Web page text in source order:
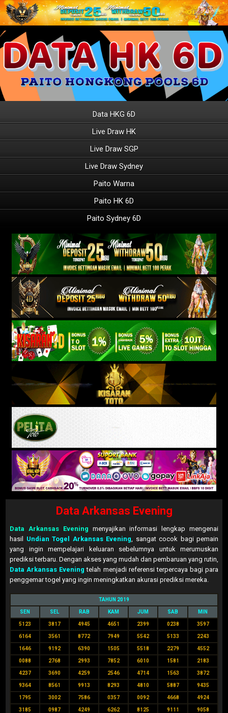
Data HKG 6D
Live Draw HK
Live Draw SGP
Live Draw Sydney
Paito Warna
Paito HK 6D
Paito Sydney 6D
Data Arkansas Evening
Data Arkansas Evening menyajikan informasi lengkap mengenai
hasil Undian Togel Arkansas Evening , sangat cocok bagi pemain
yang ingin mempelajari keluaran sebelumnya untuk merumuskan
prediksi terbaru. Dengan akses yang mudah dan pembaruan yang rutin,
Data Arkansas Evening telah menjadi referensi terpercaya bagi para
penggemar togel yang ingin meningkatkan akurasi prediksi mereka.
TAHUN 2019
SEN SEL RAB KAM JUM SAB MIN
5123 3817 4945 4651 2399 0238 3597
6164 3561 8772 7949 5542 5133 2243
1646 9192 6390 1505 5518 2279 4552
0088 2768 2993 7852 6010 1581 2183
4237 3690 4259 2546 4714 1563 3872
9364 8561 9913 8293 4810 5887 9435
1795 3002 7586 0357 0092 4668 4924
3185 0987 4249 6262 8125 9111 9058